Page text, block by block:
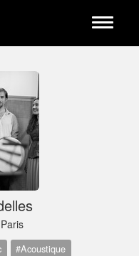
Toggle
Paris
#Acoustique